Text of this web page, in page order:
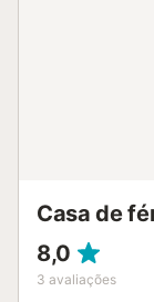
Casa de
8,0
3 avaliações